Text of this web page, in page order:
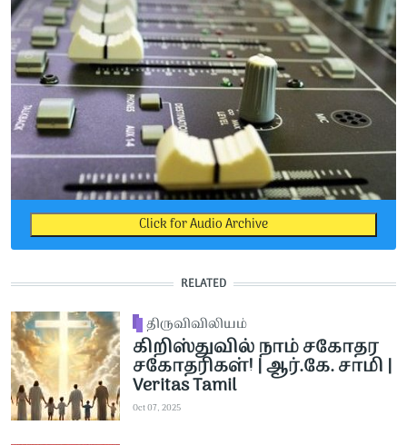
Click for Audio Archive
RELATED
திருவிவிலியம்
கிறிஸ்துவில் நாம் சகோதர
சகோதரிகள்! | ஆர்.கே. சாமி |
Veritas Tamil
Oct 07, 2025